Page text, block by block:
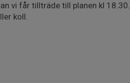
vi får tillträde till planen kl 18.30.
koll.